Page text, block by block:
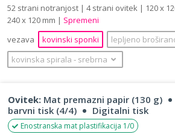
52 strani notranjost | 4 strani ovitek | 120 x
240 x 120 mm | Spremeni
vezava
kovinski sponki
lepljeno
kovinska spirala ‐ srebrna
Ovitek: Mat premazni papir (130 g)
barvni tisk (4/4)
Digitalni tisk
Enostranska mat plastifikacija 1/0